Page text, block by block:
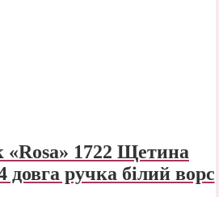
«Rosa» 1722 Щетина
ручка білий ворс